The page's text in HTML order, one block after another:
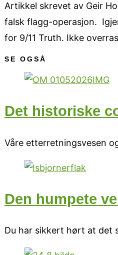
Artikkel skrevet av Geir
falsk flagg-operasjon.
for 9/11 Truth. Ikke
SE OGSÅ
Det historiske
Våre etterretningsvesen
Den humpete
Du har sikkert hørt at det